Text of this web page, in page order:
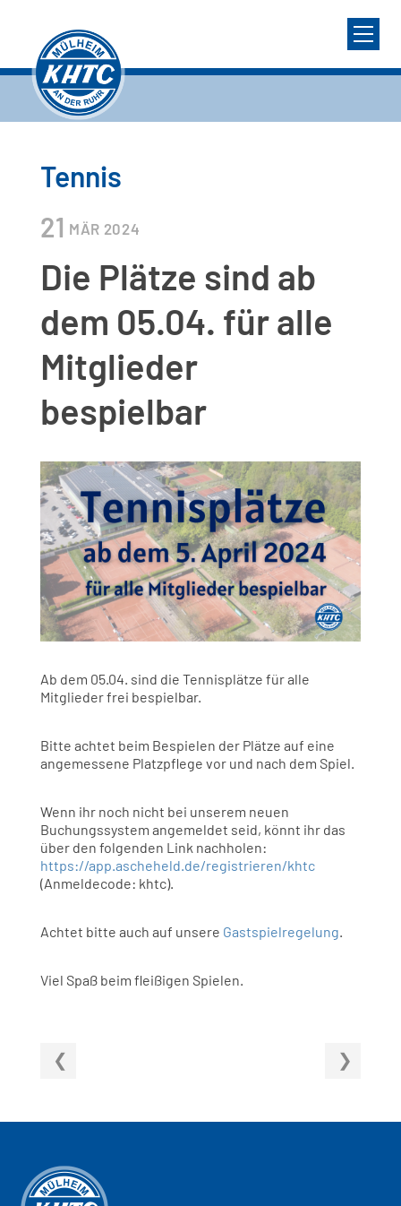
Tennis
21 MÄR 2024
Die Plätze sind ab
dem 05.04. für alle
Mitglieder
bespielbar
Ab dem 05.04. sind die Tennisplätze für alle
Mitglieder frei bespielbar.
Bitte achtet beim Bespielen der Plätze auf eine
angemessene Platzpflege vor und nach dem Spiel.
Wenn ihr noch nicht bei unserem neuen
Buchungssystem angemeldet seid, könnt ihr das
über den folgenden Link nachholen:
https://app.ascheheld.de/registrieren/khtc
(Anmeldecode: khtc).
Achtet bitte auch auf unsere Gastspielregelung.
Viel Spaß beim fleißigen Spielen.